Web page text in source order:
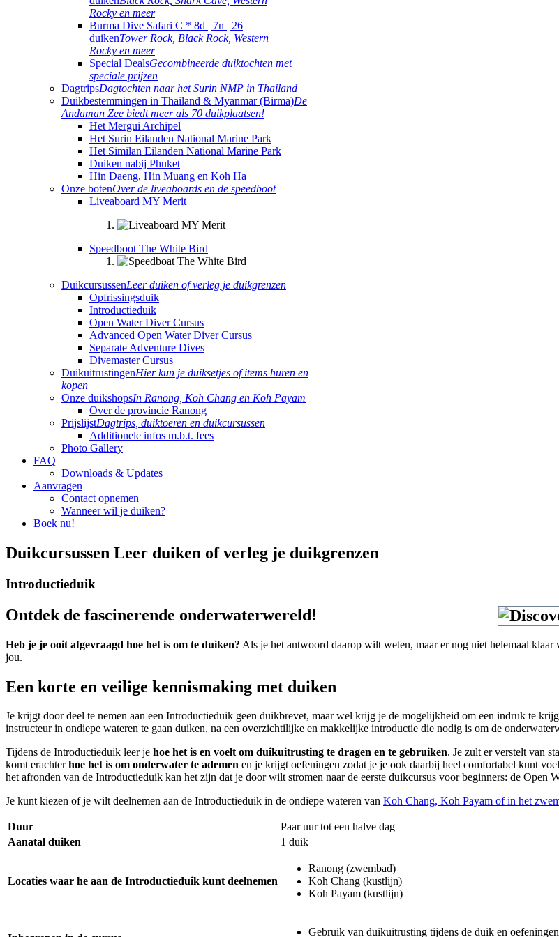
Rocky en meer
Burma Dive Safari C * 8d | 7n | 26
duikenTower Rock, Black Rock, Western
Rocky en meer
Special DealsGecombineerde duiktochten met
speciale prijzen
DagtripsDagtochten naar het Surin NMP in Thailand
Duikbestemmingen in Thailand & Myanmar (Birma)De
Andaman Zee biedt meer als 70 duikplaatsen!
Het Mergui Archipel
Het Surin Eilanden National Marine Park
Het Similan Eilanden National Marine Park
Duiken nabij Phuket
Hin Daeng, Hin Muang en Koh Ha
Onze botenOver de liveaboards en de speedboot
Liveaboard MY Merit
Speedboot The White Bird
DuikcursussenLeer duiken of verleg je duikgrenzen
Opfrissingsduik
Introductieduik
Open Water Diver Cursus
Advanced Open Water Diver Cursus
Separate Adventure Dives
Divemaster Cursus
DuikuitrustingenHier kun je duiksetjes of items huren en
kopen
Onze duikshopsIn Ranong, Koh Chang en Koh Payam
Over de provincie Ranong
PrijslijstDagtrips, duiktoeren en duikcursussen
Additionele infos m.b.t. fees
Photo Gallery
FAQ
Downloads & Updates
Aanvragen
Contact opnemen
Wanneer wil je duiken?
Boek nu!
Duikcursussen Leer duiken of verleg je duikgrenzen
Introductieduik
Ontdek de fascinerende onderwaterwereld!
Heb je je ooit afgevraagd hoe het is om te duiken? Als je het antwoord daarop wilt weten, maar er nog niet helemaal
jou.
Een korte en veilige kennismaking met duiken
Je krijgt door deel te nemen aan een Introductieduik geen duikbrevet, maar wel krijg je de mogelijkheid om een indruk te
instructeur in ondiepe wateren te gaan duiken, na een overzichtilijke en makkelijke introductie die nodig is om de
Tijdens de Introductieduik leer je hoe het is en voelt om duikuitrusting te dragen en te gebruiken. Je zult er verstelt van
komt erachterhoe het is om onderwater te ademen en je krijgt oefeningen zodat je je ook daarbij heel comfortabel kunt
het afronden van de Introductieduik kan het zijn dat je door wilt stromen naar de eerste duikcursus voor beginners: de Open
Je kunt kiezen of je wilt deelnemen aan de Introductieduik in de ondiepe wateren van Koh Chang, Koh Payam of in het
Duur
Paar uur tot een halve dag
Aanatal duiken
1 duik
Locaties waar he aan de Introductieduik kunt deelnemen
Ranong (zwembad)
Koh Chang (kustlijn)
Koh Payam (kustlijn)
Gebruik van duikuitrusting tijdens de duik en oefeningen